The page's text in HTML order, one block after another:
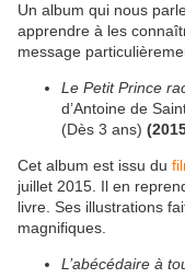
Un album qui nous
apprendre à les
message
Le Petit Prince
d’Antoine de
(Dès 3 ans)
Cet album est issu du
juillet 2015. Il en
livre. Ses illustrations
magnifiques.
L’abécédaire à